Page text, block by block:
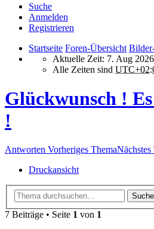
Suche
Anmelden
Registrieren
Startseite Foren-Übersicht
Aktuelle Zeit: 7. Aug
Alle Zeiten sind
Glückwunsch !
!
Antworten Vorheriges ThemaNächstes
Druckansicht
Suche
7 Beiträge • Seite 1 von 1